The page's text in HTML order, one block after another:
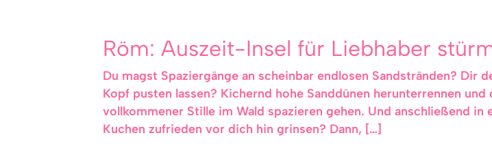
Röm: Auszeit-Insel für Liebhaber
Du magst Spaziergänge an scheinbar endlosen Sandstränden? Dir
Kopf pusten lassen? Kichernd hohe Sanddünen herunterrennen
vollkommener Stille im Wald spazieren gehen. Und anschließend
Kuchen zufrieden vor dich hin grinsen? Dann, […]